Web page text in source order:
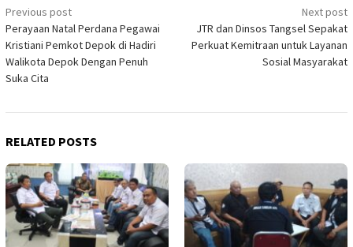
Post
navigation
Previous post
Perayaan Natal Perdana Pegawai
Kristiani Pemkot Depok di Hadiri
Walikota Depok Dengan Penuh
Suka Cita
Next post
JTR dan Dinsos Tangsel Sepakat
Perkuat Kemitraan untuk Layanan
Sosial Masyarakat
RELATED POSTS